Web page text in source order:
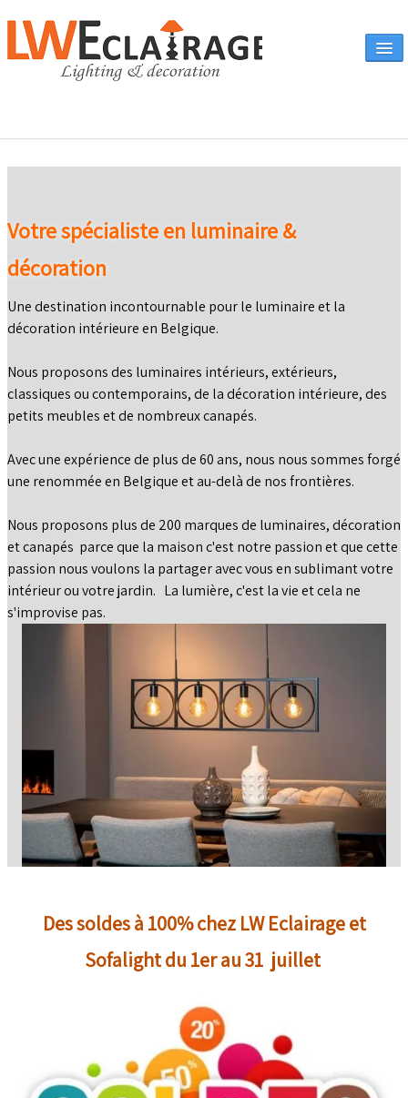
A propos
Eclairages & produits
Canapés
Contact
BLOG
Votre spécialiste en luminaire &
décoration
Une destination incontournable pour le luminaire et la
décoration intérieure en Belgique.
Nous proposons des luminaires intérieurs, extérieurs,
classiques ou contemporains, de la décoration intérieure, des
petits meubles et de nombreux canapés.
Avec une expérience de plus de 60 ans, nous nous sommes forgé
une renommée en Belgique et au-delà de nos frontières.
Nous proposons plus de 200 marques de luminaires, décoration
et canapés parce que la maison c'est notre passion et que cette
passion nous voulons la partager avec vous en sublimant votre
intérieur ou votre jardin. La lumière, c'est la vie et cela ne
s'improvise pas.
Des soldes à 100% chez LW Eclairage et
Sofalight du 1er au 31 juillet